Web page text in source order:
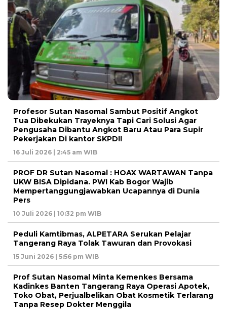
Profesor Sutan Nasomal Sambut Positif Angkot
Tua Dibekukan Trayeknya Tapi Cari Solusi Agar
Pengusaha Dibantu Angkot Baru Atau Para Supir
Pekerjakan Di kantor SKPD!!
16 Juli 2026 | 2:45 am WIB
PROF DR Sutan Nasomal : HOAX WARTAWAN Tanpa
UKW BISA Dipidana. PWI Kab Bogor Wajib
Mempertanggungjawabkan Ucapannya di Dunia
Pers
10 Juli 2026 | 10:32 pm WIB
Peduli Kamtibmas, ALPETARA Serukan Pelajar
Tangerang Raya Tolak Tawuran dan Provokasi
15 Juni 2026 | 5:56 pm WIB
Prof Sutan Nasomal Minta Kemenkes Bersama
Kadinkes Banten Tangerang Raya Operasi Apotek,
Toko Obat, Perjualbelikan Obat Kosmetik Terlarang
Tanpa Resep Dokter Menggila